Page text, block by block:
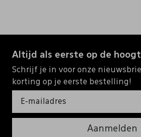
Altijd als eerste op de
Schrijf je in voor onze
korting op je eerste bestelling!
Aanmelden